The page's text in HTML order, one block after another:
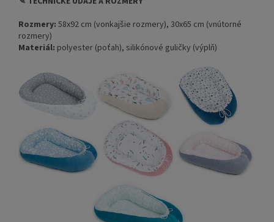
Rozmery: 58x92 cm (vonkajšie rozmery), 30x65 cm (vnútorné
rozmery)
Materiál: polyester (poťah), silikónové guličky (výplň)